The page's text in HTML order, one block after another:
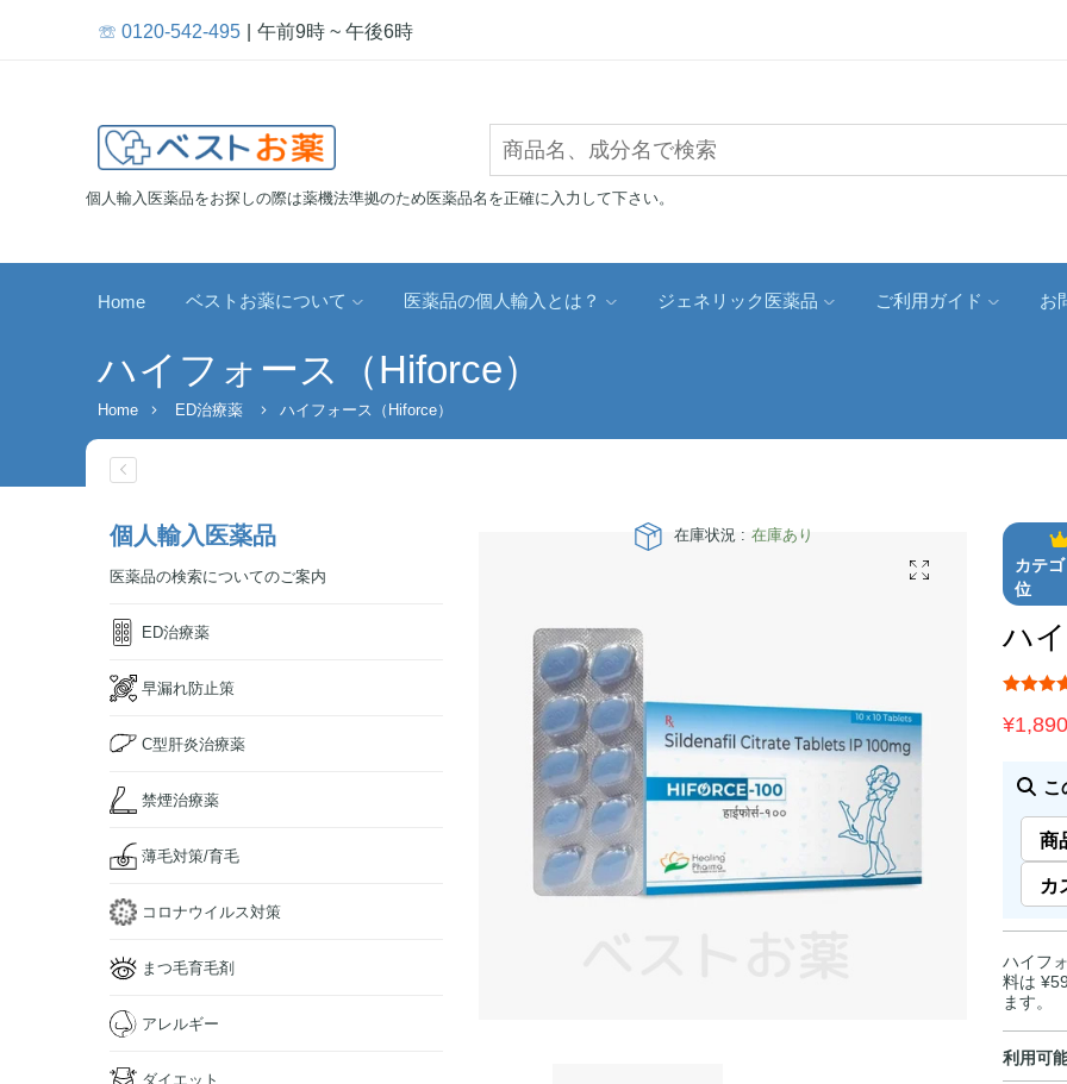
☏ 0120-542-495 午前9時 ~ 午後6時
個人輸入医薬品をお探しの際は薬機法準拠のため医薬品名を正確に入力して下さい。
Home ベストお薬について 医薬品の個人輸入とは？ ジェネリック医薬品 ご利用ガイド お
ハイフォース（Hiforce）
Home ED治療薬 ハイフォース（Hiforce）
在庫状況 : 在庫あり
カテ
位
ハ
¥1,890
こ
商
カ
ハイフ
料は
ます。
利用可
個人輸入医薬品
医薬品の検索についてのご案内
ED治療薬
早漏れ防止策
C型肝炎治療薬
禁煙治療薬
薄毛対策/育毛
コロナウイルス対策
まつ毛育毛剤
アレルギー
ダイエット